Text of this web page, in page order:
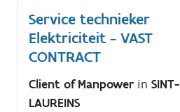
Service technieker
Elektriciteit - VAST
CONTRACT
Client of Manpower in SINT-
LAUREINS